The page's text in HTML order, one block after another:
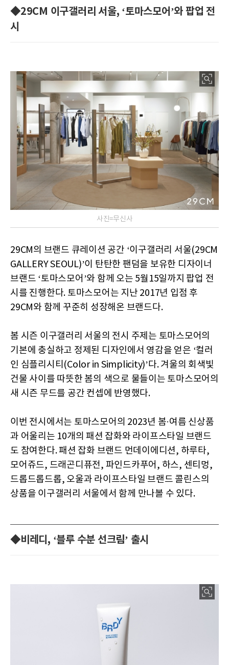
◆29CM 이구갤러리 서울, ‘토마스모어’와 팝업 전
시
사진=무신사
29CM의 브랜드 큐레이션 공간 ‘이구갤러리 서울(29CM
GALLERY SEOUL)’이 탄탄한 팬덤을 보유한 디자이너
브랜드 ‘토마스모어’와 함께 오는 5월15일까지 팝업 전
시를 진행한다. 토마스모어는 지난 2017년 입점 후
29CM와 함께 꾸준히 성장해온 브랜드다.
봄 시즌 이구갤러리 서울의 전시 주제는 토마스모어의
기본에 충실하고 정제된 디자인에서 영감을 얻은 ‘컬러
인 심플리시티(Color in Simplicity)’다. 겨울의 회색빛
건물 사이를 따뜻한 봄의 색으로 물들이는 토마스모어의
새 시즌 무드를 공간 컨셉에 반영했다.
이번 전시에서는 토마스모어의 2023년 봄·여름 신상품
과 어울리는 10개의 패션 잡화와 라이프스타일 브랜드
도 참여한다. 패션 잡화 브랜드 먼데이에디션, 하루타,
모어쥬드, 드래곤디퓨전, 파인드카푸어, 하스, 센티멍,
드롭드롭드롭, 오울과 라이프스타일 브랜드 콜린스의
상품을 이구갤러리 서울에서 함께 만나볼 수 있다.
◆비레디, ‘블루 수분 선크림’ 출시